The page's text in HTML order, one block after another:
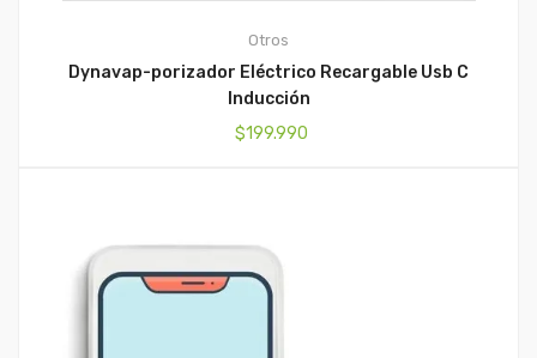
Otros
Dynavap-porizador Eléctrico Recargable Usb C
Inducción
$199.990